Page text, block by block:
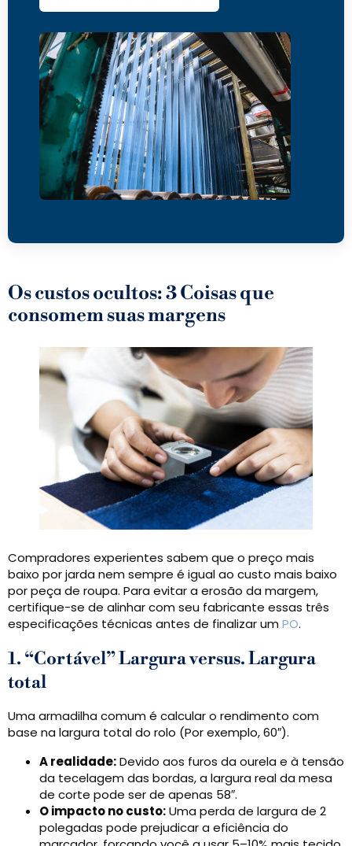
Os custos ocultos: 3 Coisas que
consomem suas margens
Compradores experientes sabem que o preço mais
baixo por jarda nem sempre é igual ao custo mais baixo
por peça de roupa. Para evitar a erosão da margem,
certifique-se de alinhar com seu fabricante essas três
especificações técnicas antes de finalizar um PO.
1. “Cortável” Largura versus. Largura
total
Uma armadilha comum é calcular o rendimento com
base na largura total do rolo (Por exemplo, 60″).
A realidade:Devido aos furos da ourela e à tensão
da tecelagem das bordas, a largura real da mesa
de corte pode ser de apenas 58″.
O impacto no custo:Uma perda de largura de 2
polegadas pode prejudicar a eficiência do